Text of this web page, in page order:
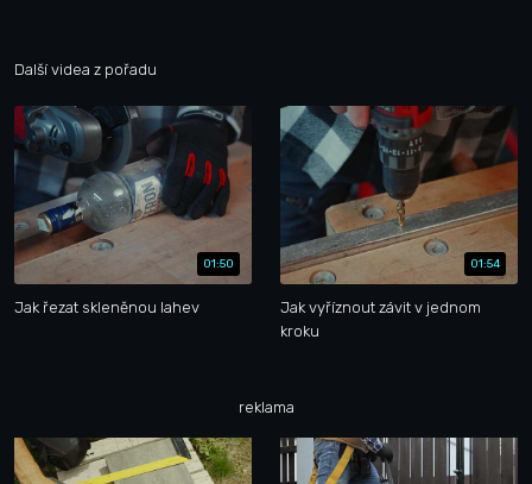
Další videa z pořadu
01:50
Jak řezat skleněnou lahev
01:54
Jak vyříznout závit v jednom
kroku
reklama